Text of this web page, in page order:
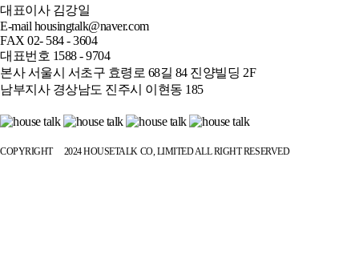
대표이사 김강일
E-mail housingtalk@naver.com
FAX 02- 584 - 3604
대표번호 1588 - 9704
본사 서울시 서초구 효령로 68길 84 진양빌딩 2F
남부지사 경상남도 진주시 이현동 185
COPYRIGHTⓒ 2024 HOUSETALK CO, LIMITED ALL RIGHT RESERVED